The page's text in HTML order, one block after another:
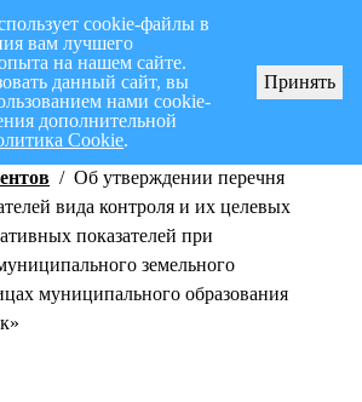
работ на I полугодие 2026 г.
/ Об утверждении перечня
вида контроля и их целевых
показателей при
земельного
муниципального образования
cookie-файлы в
вам лучшего
на нашем сайте.
данный сайт, вы
нами cookie-
дополнительной
Cookie.
Принять